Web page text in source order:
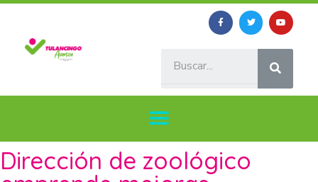
Dirección de zoológico